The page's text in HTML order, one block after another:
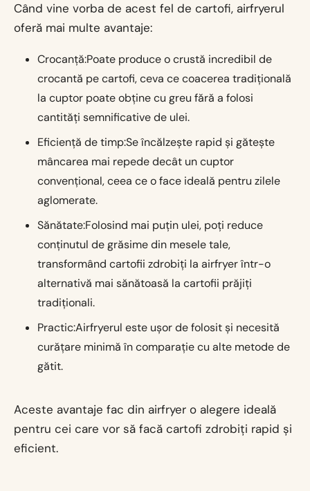
Când vine vorba de acest fel de cartofi, airfryerul
oferă mai multe avantaje:
Crocanță:Poate produce o crustă incredibil de
crocantă pe cartofi, ceva ce coacerea tradițională
la cuptor poate obține cu greu fără a folosi
cantități semnificative de ulei.
Eficiență de timp:Se încălzește rapid și gătește
mâncarea mai repede decât un cuptor
convențional, ceea ce o face ideală pentru zilele
aglomerate.
Sănătate:Folosind mai puțin ulei, poți reduce
conținutul de grăsime din mesele tale,
transformând cartofii zdrobiți la airfryer într-o
alternativă mai sănătoasă la cartofii prăjiți
tradiționali.
Practic:Airfryerul este ușor de folosit și necesită
curățare minimă în comparație cu alte metode de
gătit.
Aceste avantaje fac din airfryer o alegere ideală
pentru cei care vor să facă cartofi zdrobiți rapid și
eficient.